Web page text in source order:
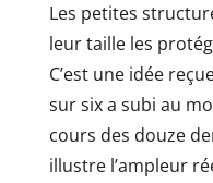
Les petites
leur taille les
C’est une idée
sur six a subi au
cours des douze
illustre l’ampleur